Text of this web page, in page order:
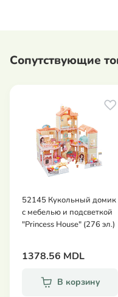
Сопутствующие
52145 Кукольный домик
с мебелью и подсветкой
"Princess House" (276 эл.)
1378.56 MDL
В корзину